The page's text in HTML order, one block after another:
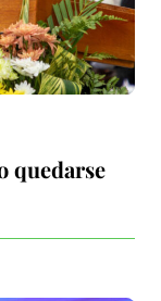
quedarse